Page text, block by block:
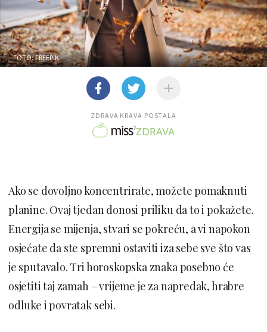
FOTO: FREEPIK
ZDRAVA KRAVA POSTALA
Ako se dovoljno koncentrirate, možete pomaknuti
planine. Ovaj tjedan donosi priliku da to i pokažete.
Energija se mijenja, stvari se pokreću, a vi napokon
osjećate da ste spremni ostaviti iza sebe sve što vas
je sputavalo. Tri horoskopska znaka posebno će
osjetiti taj zamah – vrijeme je za napredak, hrabre
odluke i povratak sebi.